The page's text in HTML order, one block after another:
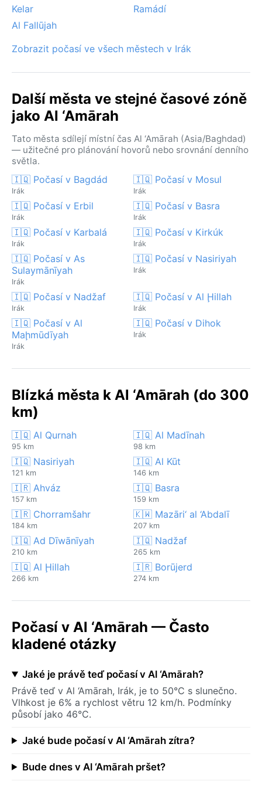
Kelar
Ramádí
Al Fallūjah
Zobrazit počasí ve všech městech v Irák
Další města ve stejné časové zóně
jako Al ‘Amārah
Tato města sdílejí místní čas Al ‘Amārah (Asia/Baghdad)
— užitečné pro plánování hovorů nebo srovnání denního
světla.
🇮🇶 Počasí v Bagdád
Irák
🇮🇶 Počasí v Mosul
Irák
🇮🇶 Počasí v Erbil
Irák
🇮🇶 Počasí v Basra
Irák
🇮🇶 Počasí v Karbalá
Irák
🇮🇶 Počasí v Kirkúk
Irák
🇮🇶 Počasí v As
Sulaymānīyah
Irák
🇮🇶 Počasí v Nasiriyah
Irák
🇮🇶 Počasí v Nadžaf
Irák
🇮🇶 Počasí v Al Ḩillah
Irák
🇮🇶 Počasí v Al
Maḩmūdīyah
Irák
🇮🇶 Počasí v Dihok
Irák
Blízká města k Al ‘Amārah (do 300
km)
🇮🇶 Al Qurnah
95 km
🇮🇶 Al Madīnah
98 km
🇮🇶 Nasiriyah
121 km
🇮🇶 Al Kūt
146 km
🇮🇷 Ahváz
157 km
🇮🇶 Basra
159 km
🇮🇷 Chorramšahr
184 km
🇰🇼 Mazāri‘ al ‘Abdalī
207 km
🇮🇶 Ad Dīwānīyah
210 km
🇮🇶 Nadžaf
265 km
🇮🇶 Al Ḩillah
266 km
🇮🇷 Borūjerd
274 km
Počasí v Al ‘Amārah — Často
kladené otázky
Jaké je právě teď počasí v Al ‘Amārah?
Právě teď v Al ‘Amārah, Irák, je to 50°C s slunečno.
Vlhkost je 6% a rychlost větru 12 km/h. Podmínky
působí jako 46°C.
Jaké bude počasí v Al ‘Amārah zítra?
Bude dnes v Al ‘Amārah pršet?